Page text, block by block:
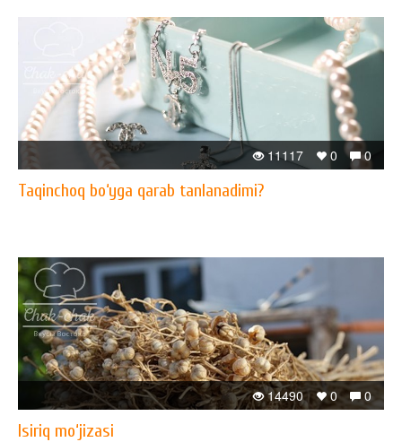
0
0
11117
Taqinchoq bo‘yga qarab tanlanadimi?
0
0
14490
Isiriq mo‘jizasi